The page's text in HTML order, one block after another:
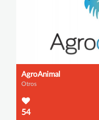
AgroAnimal
Otros
54